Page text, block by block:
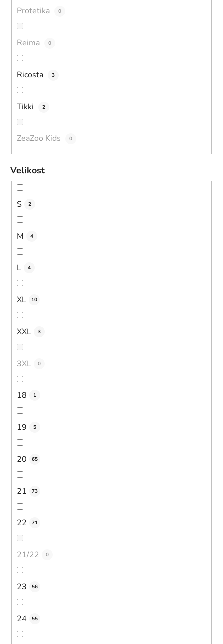
Protetika 0
Reima 0
Ricosta 3
Tikki 2
ZeaZoo Kids 0
Velikost
S 2
M 4
L 4
XL 10
XXL 3
3XL 0
18 1
19 5
20 65
21 73
22 71
21/22 0
23 56
24 55